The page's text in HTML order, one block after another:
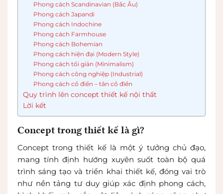
Phong cách Scandinavian (Bắc Âu)
Phong cách Japandi
Phong cách Indochine
Phong cách Farmhouse
Phong cách Bohemian
Phong cách hiện đại (Modern Style)
Phong cách tối giản (Minimalism)
Phong cách công nghiệp (Industrial)
Phong cách cổ điển – tân cổ điển
Quy trình lên concept thiết kế nội thất
Lời kết
Concept trong thiết kế là gì?
Concept trong thiết kế là một ý tưởng chủ đạo,
mang tính định hướng xuyên suốt toàn bộ quá
trình sáng tạo và triển khai thiết kế, đóng vai trò
như nền tảng tư duy giúp xác định phong cách,